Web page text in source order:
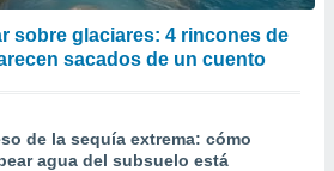
sobre glaciares: 4 rincones de
sacados de un cuento
de la sequía extrema: cómo
agua del subsuelo está